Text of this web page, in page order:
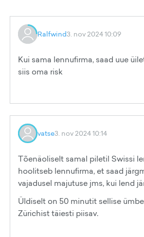
Ralfwind3. nov 2024 10:09
Kui sama lennufirma, saad uue
siis oma risk
vatse3. nov 2024 10:14
Tõenäoliselt samal piletil Swissi
hoolitseb lennufirma, et saad
vajadusel majutuse jms, kui lend
Üldiselt on 50 minutit sellise
Zürichist täiesti piisav.